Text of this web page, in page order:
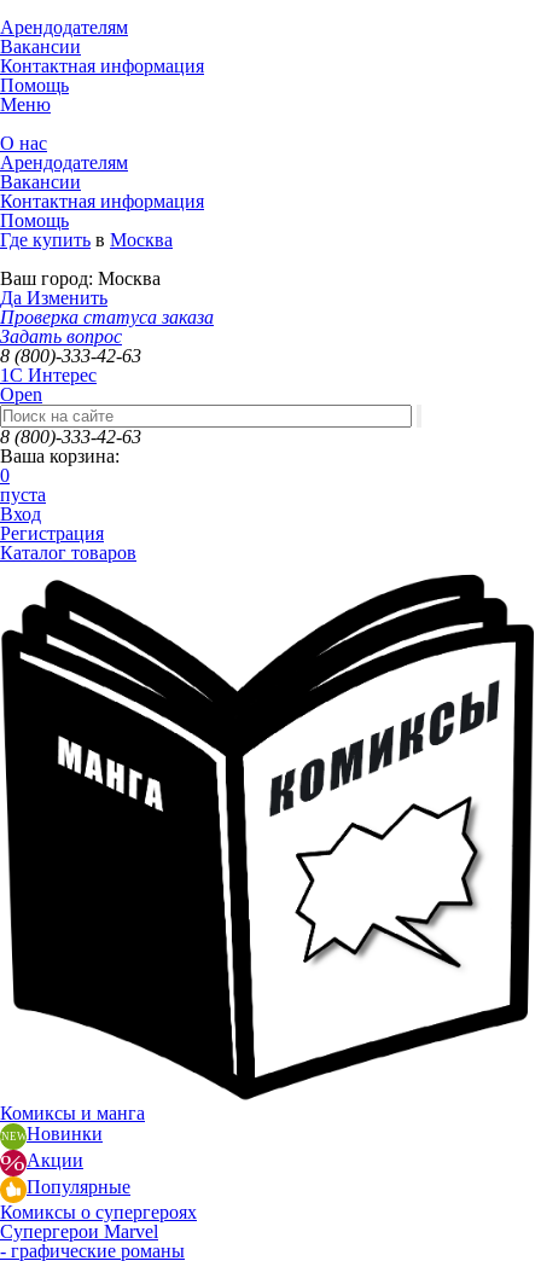
Арендодателям
Вакансии
Контактная информация
Помощь
Меню
О нас
Арендодателям
Вакансии
Контактная информация
Помощь
Где купить в Москва
Ваш город: Москва
Да Изменить
Проверка статуса заказа
Задать вопрос
8 (800)-333-42-63
1C Интерес
Open
8 (800)-333-42-63
Ваша корзина:
0
пуста
Вход
Регистрация
Каталог товаров
Комиксы и манга
Новинки
Акции
Популярные
Комиксы о супергероях
Супергерои Marvel
- графические романы